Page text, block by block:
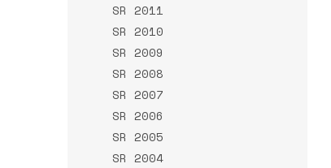
SR 2011
SR 2010
SR 2009
SR 2008
SR 2007
SR 2006
SR 2005
SR 2004